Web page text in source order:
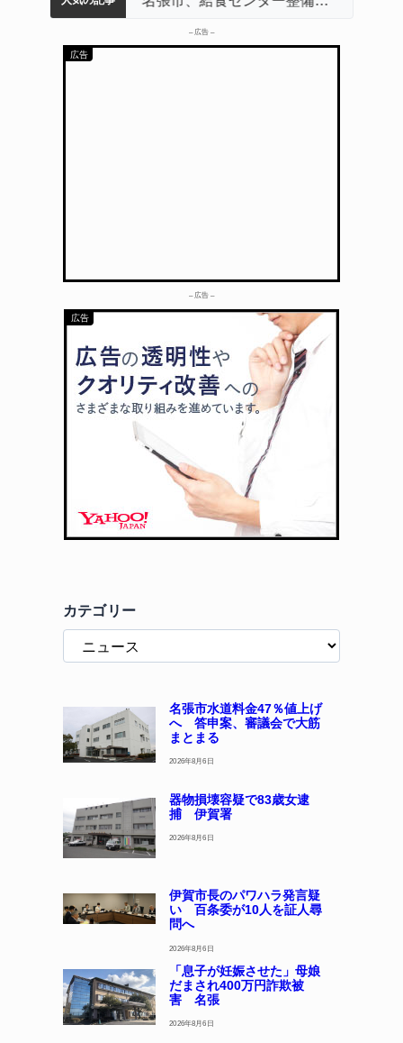
– 広告 –
– 広告 –
カテゴリー
名張市水道料金47％値上げ
へ 答申案、審議会で大筋
まとまる
2026年8月6日
器物損壊容疑で83歳女逮
捕 伊賀署
2026年8月6日
伊賀市長のパワハラ発言疑
い 百条委が10人を証人尋
問へ
2026年8月6日
「息子が妊娠させた」母娘
だまされ400万円詐欺被
害 名張
2026年8月6日